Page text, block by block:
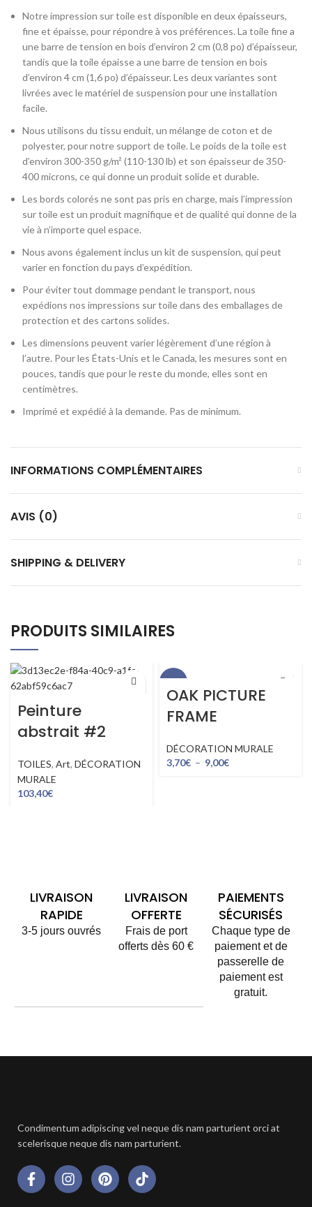
Notre impression sur toile est disponible en deux épaisseurs,
fine et épaisse, pour répondre à vos préférences. La toile fine a
une barre de tension en bois d’environ 2 cm (0,8 po) d’épaisseur,
tandis que la toile épaisse a une barre de tension en bois
d’environ 4 cm (1,6 po) d’épaisseur. Les deux variantes sont
livrées avec le matériel de suspension pour une installation
facile.
Nous utilisons du tissu enduit, un mélange de coton et de
polyester, pour notre support de toile. Le poids de la toile est
d’environ 300-350 g/m² (110-130 lb) et son épaisseur de 350-
400 microns, ce qui donne un produit solide et durable.
Les bords colorés ne sont pas pris en charge, mais l’impression
sur toile est un produit magnifique et de qualité qui donne de la
vie à n’importe quel espace.
Nous avons également inclus un kit de suspension, qui peut
varier en fonction du pays d’expédition.
Pour éviter tout dommage pendant le transport, nous
expédions nos impressions sur toile dans des emballages de
protection et des cartons solides.
Les dimensions peuvent varier légèrement d’une région à
l’autre. Pour les États-Unis et le Canada, les mesures sont en
pouces, tandis que pour le reste du monde, elles sont en
centimètres.
Imprimé et expédié à la demande. Pas de minimum.
INFORMATIONS COMPLÉMENTAIRES
AVIS (0)
SHIPPING & DELIVERY
PRODUITS SIMILAIRES
Peinture
abstrait #2
TOILES, Art, DÉCORATION
MURALE
103,40€
OAK PICTURE
FRAME
DÉCORATION MURALE
3,70€ – 9,00€
LIVRAISON
RAPIDE
3-5 jours ouvrés
LIVRAISON
OFFERTE
Frais de port
offerts dès 60 €
PAIEMENTS
SÉCURISÉS
Chaque type de
paiement et de
passerelle de
paiement est
gratuit.
Condimentum adipiscing vel neque dis nam parturient orci at
scelerisque neque dis nam parturient.